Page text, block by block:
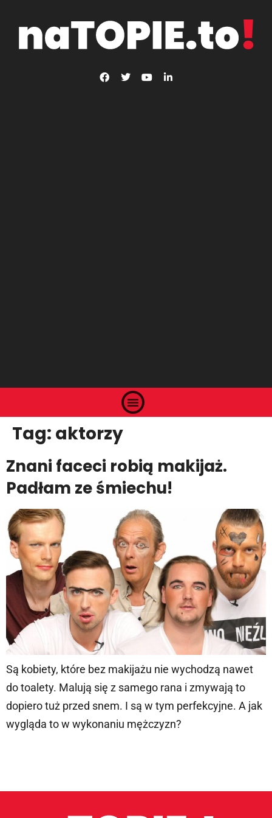
Tag: aktorzy
Znani faceci robią makijaż.
Padłam ze śmiechu!
Są kobiety, które bez makijażu nie wychodzą nawet
do toalety. Malują się z samego rana i zmywają to
dopiero tuż przed snem. I są w tym perfekcyjne. A jak
wygląda to w wykonaniu mężczyzn?